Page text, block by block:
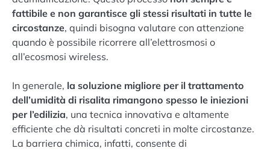
fattibile e non garantisce gli stessi risultati in tutte le
circostanze, quindi bisogna valutare con attenzione
quando è possibile ricorrere all’elettrosmosi o
all’ecosmosi wireless.
In generale, la soluzione migliore per il trattamento
dell’umidità di risalita rimangono spesso le iniezioni
per l’edilizia, una tecnica innovativa e altamente
efficiente che dà risultati concreti in molte circostanze.
La barriera chimica, infatti, consente di